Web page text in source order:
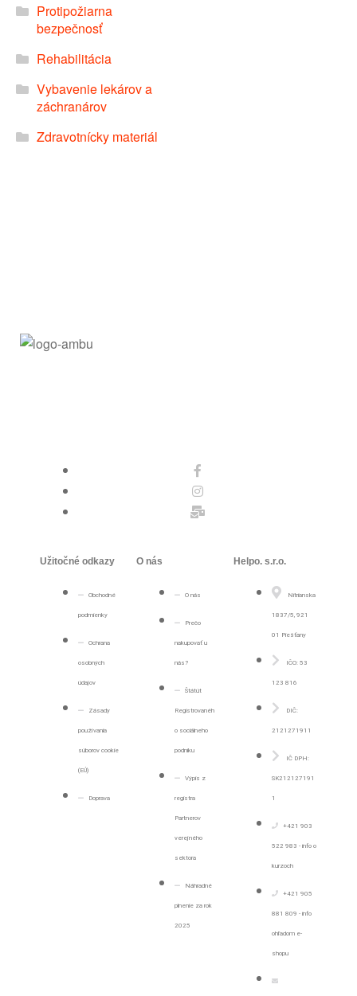
Protipožiarna
bezpečnosť
Rehabilitácia
Vybavenie lekárov a
záchranárov
Zdravotnícky materiál
Užitočné odkazy
Obchodné
podmienky
Ochrana
osobných
údajov
Zásady
používania
súborov cookie
(EÚ)
Doprava
O nás
O nás
Prečo
nakupovať u
nás?
Štátút
Registrovanéh
o sociálneho
podniku
Výpis z
registra
Partnerov
verejného
sektora
Náhradné
plnenie za rok
2025
Helpo. s.r.o.
Nitrianska
1837/5, 921
01 Piešťany
IČO: 53
123 816
DIČ:
2121271911
IČ DPH:
SK212127191
1
+421 903
522 983 - info o
kurzoch
+421 905
881 809 - info
ohľadom e-
shopu